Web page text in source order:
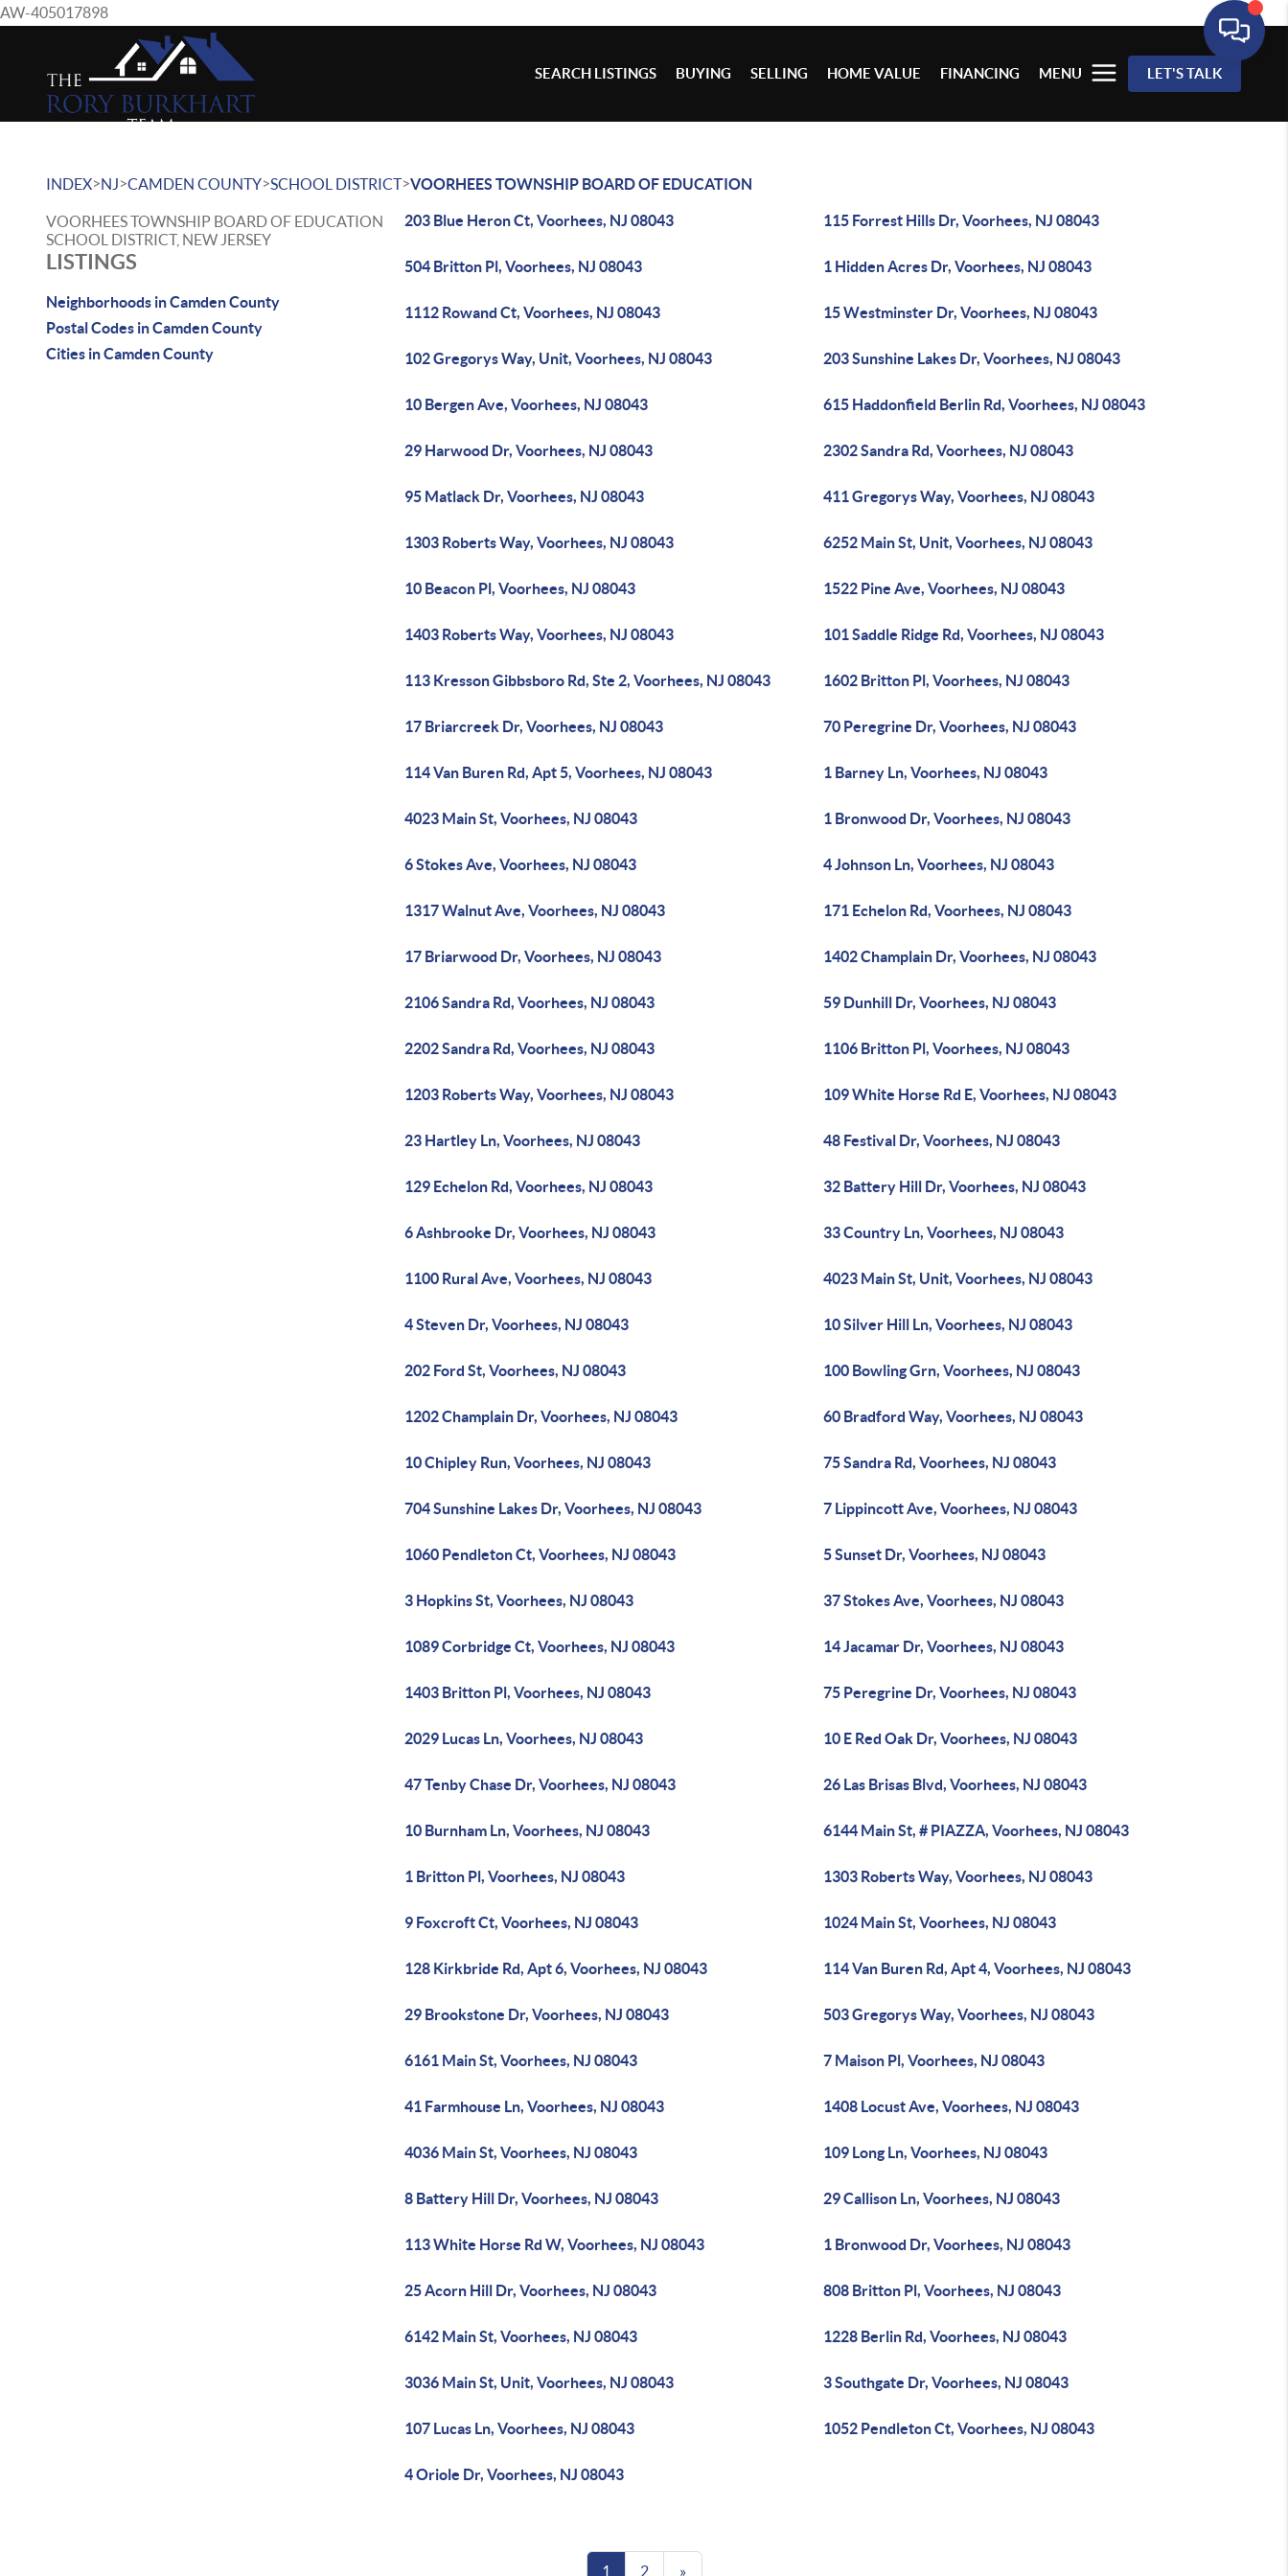
AW-405017898
SEARCH LISTINGS BUYING SELLING HOME VALUE FINANCING MENU LET'S TALK
INDEX>NJ>CAMDEN COUNTY>SCHOOL DISTRICT>VOORHEES TOWNSHIP BOARD OF EDUCATION
VOORHEES TOWNSHIP BOARD OF EDUCATION
SCHOOL DISTRICT, NEW JERSEY
LISTINGS
Neighborhoods in Camden County
Postal Codes in Camden County
Cities in Camden County
203 Blue Heron Ct, Voorhees, NJ 08043 115 Forrest Hills Dr, Voorhees, NJ 08043
504 Britton Pl, Voorhees, NJ 08043 1 Hidden Acres Dr, Voorhees, NJ 08043
1112 Rowand Ct, Voorhees, NJ 08043 15 Westminster Dr, Voorhees, NJ 08043
102 Gregorys Way, Unit, Voorhees, NJ 08043 203 Sunshine Lakes Dr, Voorhees, NJ 08043
10 Bergen Ave, Voorhees, NJ 08043 615 Haddonfield Berlin Rd, Voorhees, NJ 08043
29 Harwood Dr, Voorhees, NJ 08043 2302 Sandra Rd, Voorhees, NJ 08043
95 Matlack Dr, Voorhees, NJ 08043 411 Gregorys Way, Voorhees, NJ 08043
1303 Roberts Way, Voorhees, NJ 08043 6252 Main St, Unit, Voorhees, NJ 08043
10 Beacon Pl, Voorhees, NJ 08043 1522 Pine Ave, Voorhees, NJ 08043
1403 Roberts Way, Voorhees, NJ 08043 101 Saddle Ridge Rd, Voorhees, NJ 08043
113 Kresson Gibbsboro Rd, Ste 2, Voorhees, NJ 08043 1602 Britton Pl, Voorhees, NJ 08043
17 Briarcreek Dr, Voorhees, NJ 08043 70 Peregrine Dr, Voorhees, NJ 08043
114 Van Buren Rd, Apt 5, Voorhees, NJ 08043 1 Barney Ln, Voorhees, NJ 08043
4023 Main St, Voorhees, NJ 08043 1 Bronwood Dr, Voorhees, NJ 08043
6 Stokes Ave, Voorhees, NJ 08043 4 Johnson Ln, Voorhees, NJ 08043
1317 Walnut Ave, Voorhees, NJ 08043 171 Echelon Rd, Voorhees, NJ 08043
17 Briarwood Dr, Voorhees, NJ 08043 1402 Champlain Dr, Voorhees, NJ 08043
2106 Sandra Rd, Voorhees, NJ 08043 59 Dunhill Dr, Voorhees, NJ 08043
2202 Sandra Rd, Voorhees, NJ 08043 1106 Britton Pl, Voorhees, NJ 08043
1203 Roberts Way, Voorhees, NJ 08043 109 White Horse Rd E, Voorhees, NJ 08043
23 Hartley Ln, Voorhees, NJ 08043 48 Festival Dr, Voorhees, NJ 08043
129 Echelon Rd, Voorhees, NJ 08043 32 Battery Hill Dr, Voorhees, NJ 08043
6 Ashbrooke Dr, Voorhees, NJ 08043 33 Country Ln, Voorhees, NJ 08043
1100 Rural Ave, Voorhees, NJ 08043 4023 Main St, Unit, Voorhees, NJ 08043
4 Steven Dr, Voorhees, NJ 08043 10 Silver Hill Ln, Voorhees, NJ 08043
202 Ford St, Voorhees, NJ 08043 100 Bowling Grn, Voorhees, NJ 08043
1202 Champlain Dr, Voorhees, NJ 08043 60 Bradford Way, Voorhees, NJ 08043
10 Chipley Run, Voorhees, NJ 08043 75 Sandra Rd, Voorhees, NJ 08043
704 Sunshine Lakes Dr, Voorhees, NJ 08043 7 Lippincott Ave, Voorhees, NJ 08043
1060 Pendleton Ct, Voorhees, NJ 08043 5 Sunset Dr, Voorhees, NJ 08043
3 Hopkins St, Voorhees, NJ 08043 37 Stokes Ave, Voorhees, NJ 08043
1089 Corbridge Ct, Voorhees, NJ 08043 14 Jacamar Dr, Voorhees, NJ 08043
1403 Britton Pl, Voorhees, NJ 08043 75 Peregrine Dr, Voorhees, NJ 08043
2029 Lucas Ln, Voorhees, NJ 08043 10 E Red Oak Dr, Voorhees, NJ 08043
47 Tenby Chase Dr, Voorhees, NJ 08043 26 Las Brisas Blvd, Voorhees, NJ 08043
10 Burnham Ln, Voorhees, NJ 08043 6144 Main St, # PIAZZA, Voorhees, NJ 08043
1 Britton Pl, Voorhees, NJ 08043 1303 Roberts Way, Voorhees, NJ 08043
9 Foxcroft Ct, Voorhees, NJ 08043 1024 Main St, Voorhees, NJ 08043
128 Kirkbride Rd, Apt 6, Voorhees, NJ 08043 114 Van Buren Rd, Apt 4, Voorhees, NJ 08043
29 Brookstone Dr, Voorhees, NJ 08043 503 Gregorys Way, Voorhees, NJ 08043
6161 Main St, Voorhees, NJ 08043 7 Maison Pl, Voorhees, NJ 08043
41 Farmhouse Ln, Voorhees, NJ 08043 1408 Locust Ave, Voorhees, NJ 08043
4036 Main St, Voorhees, NJ 08043 109 Long Ln, Voorhees, NJ 08043
8 Battery Hill Dr, Voorhees, NJ 08043 29 Callison Ln, Voorhees, NJ 08043
113 White Horse Rd W, Voorhees, NJ 08043 1 Bronwood Dr, Voorhees, NJ 08043
25 Acorn Hill Dr, Voorhees, NJ 08043 808 Britton Pl, Voorhees, NJ 08043
6142 Main St, Voorhees, NJ 08043 1228 Berlin Rd, Voorhees, NJ 08043
3036 Main St, Unit, Voorhees, NJ 08043 3 Southgate Dr, Voorhees, NJ 08043
107 Lucas Ln, Voorhees, NJ 08043 1052 Pendleton Ct, Voorhees, NJ 08043
4 Oriole Dr, Voorhees, NJ 08043
1 2 »